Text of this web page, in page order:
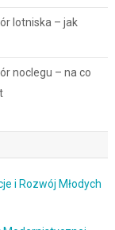
lotniska – jak
noclegu – na co
i Rozwój Młodych